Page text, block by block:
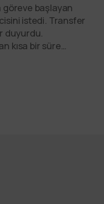
göreve başlayan
istedi. Transfer
duyurdu.
kısa bir süre…